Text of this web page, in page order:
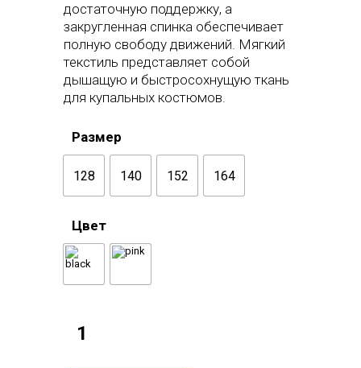
достаточную поддержку, а
закругленная спинка обеспечивает
полную свободу движений. Мягкий
текстиль представляет собой
дышащую и быстросохнущую ткань
для купальных костюмов.
Размер
128 140 152 164
Цвет